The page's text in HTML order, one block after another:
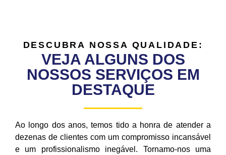
DESCUBRA NOSSA QUALIDADE:
VEJA ALGUNS DOS
NOSSOS SERVIÇOS EM
DESTAQUE
Ao longo dos anos, temos tido a honra de atender a
dezenas de clientes com um compromisso incansável
e um profissionalismo inegável. Tornamo-nos uma